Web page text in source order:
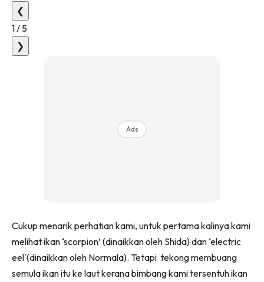
❮
1 / 5
❯
Ads
Cukup menarik perhatian kami, untuk pertama kalinya kami
melihat ikan ‘scorpion’ (dinaikkan oleh Shida) dan ‘electric
eel'(dinaikkan oleh Normala). Tetapi tekong membuang
semula ikan itu ke laut kerana bimbang kami tersentuh ikan